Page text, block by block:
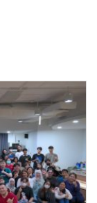
ห้พนักงานได้
นมาใหม่ เพราะ